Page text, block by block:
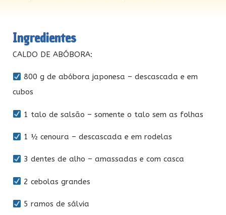
Ingredientes
CALDO DE ABÓBORA:
800 g de abóbora japonesa – descascada e em
cubos
1 talo de salsão – somente o talo sem as folhas
1 ½ cenoura – descascada e em rodelas
3 dentes de alho – amassadas e com casca
2 cebolas grandes
5 ramos de sálvia